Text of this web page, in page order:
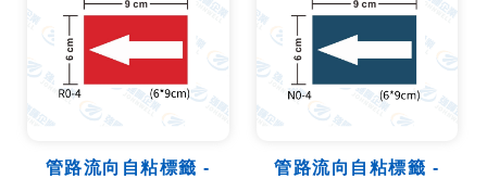
管路流向自粘標籤 -
管路流向自粘標籤 -